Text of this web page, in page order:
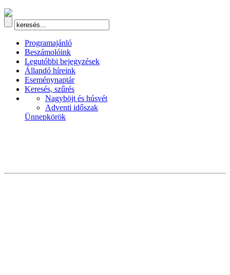
Programajánló
Beszámolóink
Legutóbbi bejegyzések
Állandó híreink
Eseménynaptár
Keresés, szűrés
Nagyböjt és húsvét
Adventi időszak
Ünnepkörök